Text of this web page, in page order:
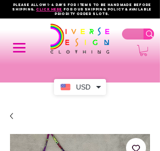
USD
PLEASE ALLOW 1-4 DAYS FOR ITEMS TO BE HANDMADE BEFORE
SHIPPING.click here FOR OUR shipping policy & AVAILABLE
PRIORITY order slots.